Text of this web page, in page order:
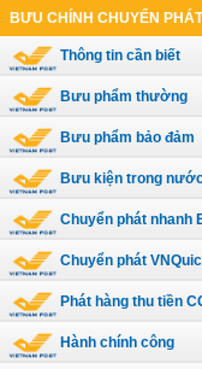
BƯU CHÍNH CHUYỂN PHÁT
Thông tin cần biết
Bưu phẩm thường
Bưu phẩm bảo đảm
Bưu kiện trong
Chuyển phát nhanh
Chuyển phát
Phát hàng thu tiền
Hành chính công